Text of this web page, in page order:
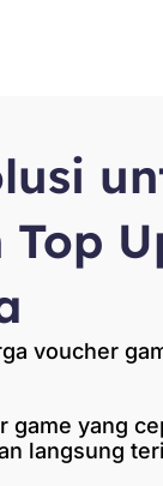
voucher
game yang
langsung